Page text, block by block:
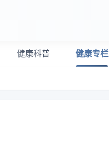
健康科普 健康专栏